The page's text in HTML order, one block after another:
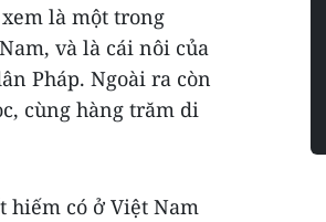
xem là một trong
và là cái nôi của
Pháp. Ngoài ra còn
cùng hàng trăm di
hiếm có ở Việt Nam